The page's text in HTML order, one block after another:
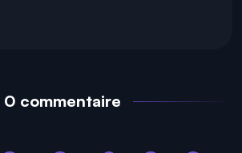
0 commentaire